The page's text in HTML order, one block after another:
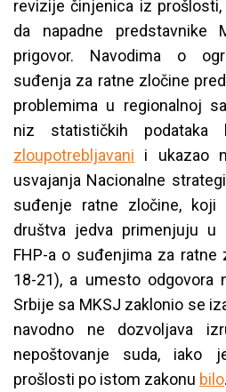
revizije činjenica iz
da napadne predstavnike
prigovor. Navodima o
suđenja za ratne zločine
problemima u regionalnoj
niz statističkih
zloupotrebljavani i ukazao
usvajanja Nacionalne
suđenje ratne zločine,
društva jedva primenjuju u
FHP-a o suđenjima za ratne
18-21), a umesto odgovora
Srbije sa MKSJ zaklonio se
navodno ne dozvoljava
nepoštovanje suda, iako
prošlosti po istom zakonu bilo.